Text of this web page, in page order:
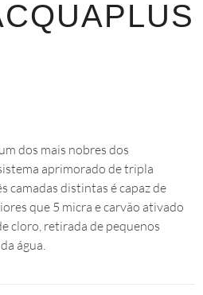
dos mais nobres dos
aprimorado de tripla
camadas distintas é capaz de
que 5 micra e carvão ativado
cloro, retirada de pequenos
água.